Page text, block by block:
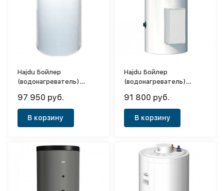
Hajdu Бойлер
(водонагреватель)
40 160л
97 950 руб.
В корзину
Hajdu Бойлер
(водонагреватель)
IND SC 200
91 800 руб.
В корзину